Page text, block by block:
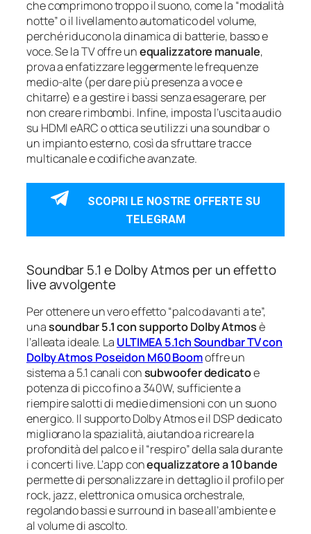
che comprimono troppo il suono, come la “modalità
notte” o il livellamento automatico del volume,
perché riducono la dinamica di batterie, basso e
voce. Se la TV offre unequalizzatore manuale,
prova a enfatizzare leggermente le frequenze
medio-alte (per dare più presenza a voce e
chitarre) e a gestire i bassi senza esagerare, per
non creare rimbombi. Infine, imposta l’uscita audio
su HDMI eARC o ottica se utilizzi una soundbar o
un impianto esterno, così da sfruttare tracce
multicanale e codifiche avanzate.
SCOPRI LE NOSTRE OFFERTE SU
TELEGRAM
Soundbar 5.1 e Dolby Atmos per un effetto
live avvolgente
Per ottenere un vero effetto “palco davanti a te”,
unasoundbar 5.1 con supporto Dolby Atmosè
l’alleata ideale. La ULTIMEA 5.1ch Soundbar TV con
Dolby Atmos Poseidon M60 Boomoffre un
sistema a 5.1 canali consubwoofer dedicatoe
potenza di picco fino a 340W, sufficiente a
riempire salotti di medie dimensioni con un suono
energico. Il supporto Dolby Atmos e il DSP dedicato
migliorano la spazialità, aiutando a ricreare la
profondità del palco e il “respiro” della sala durante
i concerti live. L’app conequalizzatore a 10 bande
permette di personalizzare in dettaglio il profilo per
rock, jazz, elettronica o musica orchestrale,
regolando bassi e surround in base all’ambiente e
al volume di ascolto.